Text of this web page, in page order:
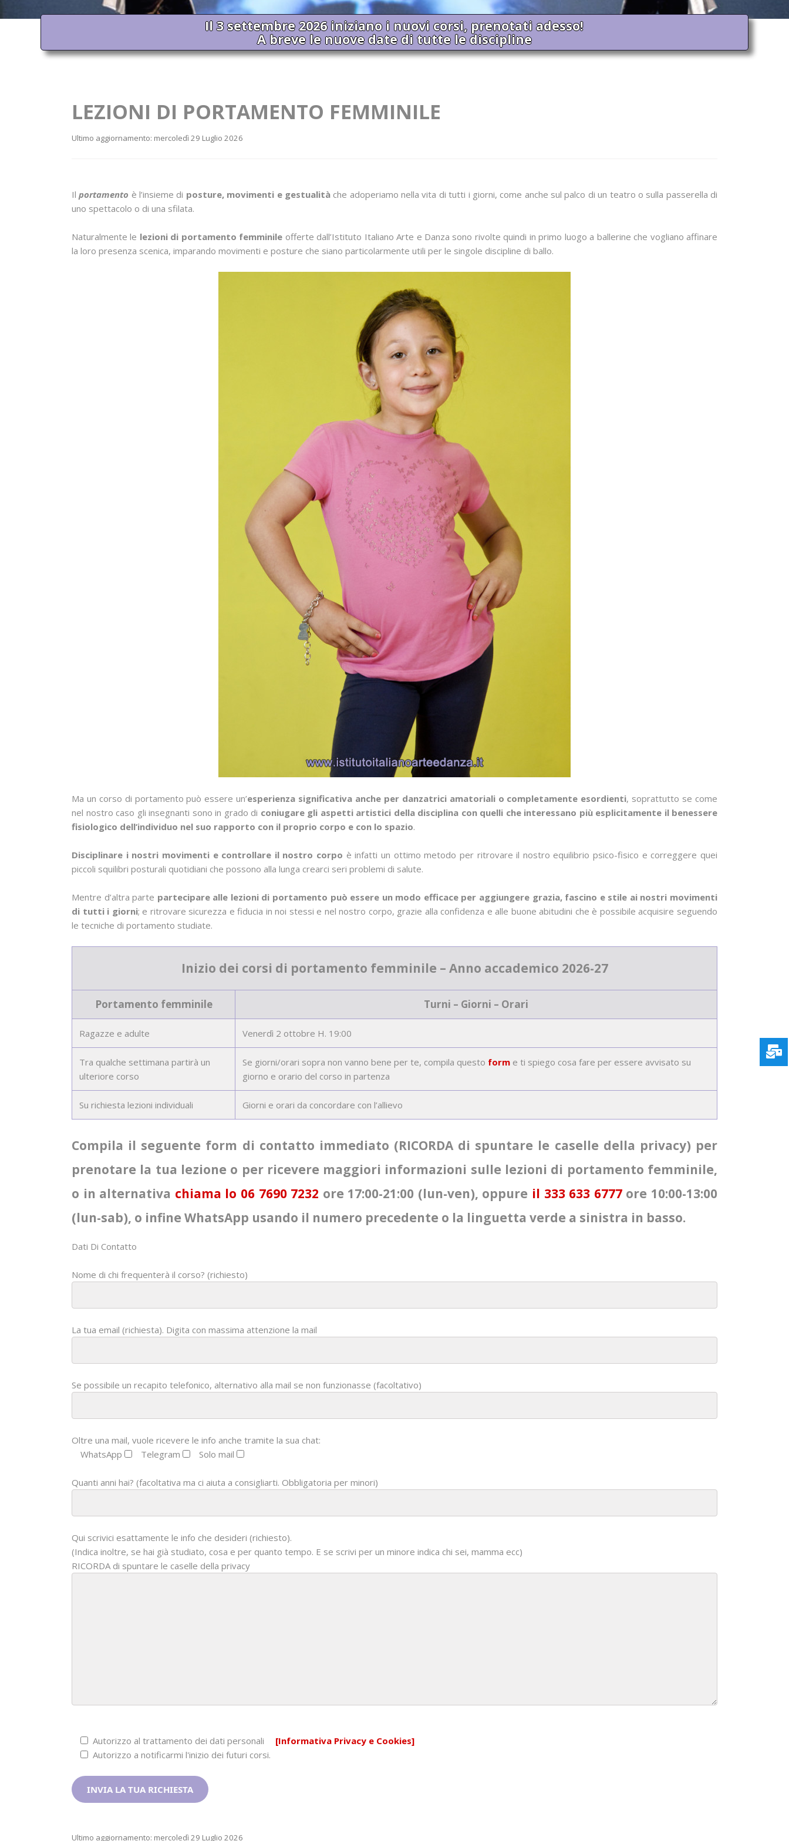
Il 3 settembre 2026 iniziano i nuovi corsi, prenotati adesso!
A breve le nuove date di tutte le discipline
LEZIONI DI PORTAMENTO FEMMINILE
Ultimo aggiornamento: mercoledì 29 Luglio 2026
Ilportamento è l’insieme di posture, movimenti e gestualitàche adoperiamo nella vita di tutti i giorni, come anche sul palco di un teatro o sulla passerella di
uno spettacolo o di una sfilata.
Naturalmente le lezioni di portamento femminile offerte dall’Istituto Italiano Arte e Danza sono rivolte quindi in primo luogo a ballerine che vogliano affinare
la loro presenza scenica, imparando movimenti e posture che siano particolarmente utili per le singole discipline di ballo.
Ma un corso di portamento può essere un’esperienza significativa anche per danzatrici amatoriali o completamente esordienti, soprattutto se come
nel nostro caso gli insegnanti sono in grado di coniugare gli aspetti artistici della disciplina con quelli che interessano più esplicitamente il benessere
fisiologico dell’individuo nel suo rapporto con il proprio corpo e con lo spazio.
Disciplinare i nostri movimenti e controllare il nostro corpo è infatti un ottimo metodo per ritrovare il nostro equilibrio psico-fisico e correggere quei
piccoli squilibri posturali quotidiani che possono alla lunga crearci seri problemi di salute.
Mentre d’altra parte partecipare alle lezioni di portamento può essere un modo efficace per aggiungere grazia, fascino e stile ai nostri movimenti
di tutti i giorni; e ritrovare sicurezza e fiducia in noi stessi e nel nostro corpo, grazie alla confidenza e alle buone abitudini che è possibile acquisire seguendo
le tecniche di portamento studiate.
Inizio dei corsi di portamento femminile – Anno accademico 2026-27
Portamento femminile Turni – Giorni – Orari
Ragazze e adulte Venerdì 2 ottobre H. 19:00
Tra qualche settimana partirà un
ulteriore corso
Se giorni/orari sopra non vanno bene per te, compila questo form e ti spiego cosa fare per essere avvisato su
giorno e orario del corso in partenza
Su richiesta lezioni individuali Giorni e orari da concordare con l’allievo
Compila il seguente form di contatto immediato (RICORDA di spuntare le caselle della privacy) per
prenotare la tua lezione o per ricevere maggiori informazioni sulle lezioni di portamento femminile,
o in alternativa chiama lo 06 7690 7232 ore 17:00-21:00 (lun-ven), oppure il 333 633 6777ore 10:00-13:00
(lun-sab), o infine WhatsApp usando il numero precedente o la linguetta verde a sinistra in basso.
Dati Di Contatto
Nome di chi frequenterà il corso? (richiesto)
La tua email (richiesta). Digita con massima attenzione la mail
Se possibile un recapito telefonico, alternativo alla mail se non funzionasse (facoltativo)
Oltre una mail, vuole ricevere le info anche tramite la sua chat:
WhatsApp
Telegram Solo mail
Quanti anni hai? (facoltativa ma ci aiuta a consigliarti. Obbligatoria per minori)
Qui scrivici esattamente le info che desideri (richiesto).
(Indica inoltre, se hai già studiato, cosa e per quanto tempo. E se scrivi per un minore indica chi sei, mamma ecc)
RICORDA di spuntare le caselle della privacy
Autorizzo al trattamento dei dati personali
[Informativa Privacy e Cookies]
Autorizzo a notificarmi l'inizio dei futuri corsi.
Ultimo aggiornamento: mercoledì 29 Luglio 2026